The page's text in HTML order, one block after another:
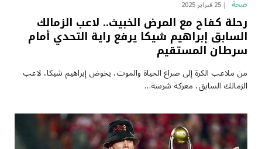
صحة 25 فبراير 2025
رحلة كفاح مع المرض الخبيث.. لاعب الزمالك
السابق إبراهيم شيكا يرفع راية التحدي أمام
سرطان المستقيم
من ملاعب الكرة إلى صراع الحياة والموت، يخوض إبراهيم شيكا، لاعب
الزمالك السابق، معركة شرسة…